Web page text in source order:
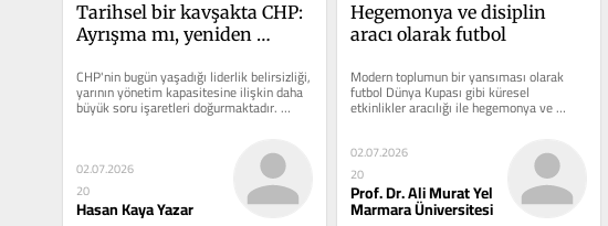
Tarihsel bir kavşakta CHP:
Ayrışma mı, yeniden
CHP'nin bugün yaşadığı liderlik belirsizliği,
yarının yönetim kapasitesine ilişkin daha
büyük soru işaretleri doğurmaktadır.
Eğer...
02.07.2026
20
Hasan Kaya Yazar
Hegemonya ve disiplin
aracı olarak futbol
Modern toplumun bir yansıması olarak
futbol Dünya Kupası gibi küresel
etkinlikler aracılığı ile hegemonya ve
disiplin aracı olduğunu bir...
02.07.2026
20
Prof. Dr. Ali Murat Yel
Marmara Üniversitesi